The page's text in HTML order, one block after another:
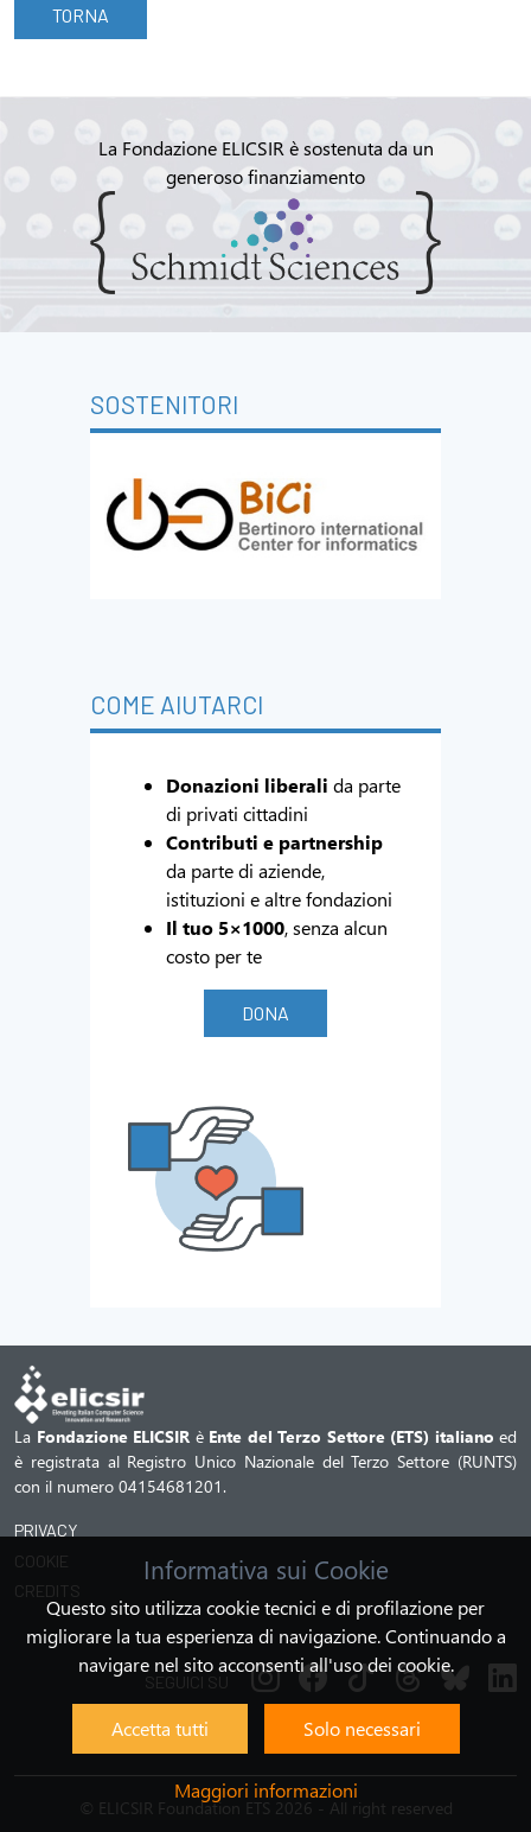
TORNA
La Fondazione ELICSIR è sostenuta da un
generoso finanziamento
SOSTENITORI
COME AIUTARCI
Donazioni liberali da parte
di privati cittadini
Contributi e partnership
da parte di aziende,
istituzioni e altre fondazioni
Il tuo 5×1000, senza alcun
costo per te
DONA
La Fondazione ELICSIR è Ente del Terzo Settore (ETS) italiano ed
è registrata al Registro Unico Nazionale del Terzo Settore (RUNTS)
con il numero 04154681201.
PRIVACY
COOKIE
CREDITS
SEGUICI SU
© ELICSIR Foundation ETS 2026 - All right reserved
Informativa sui Cookie
Questo sito utilizza cookie tecnici e di profilazione per
migliorare la tua esperienza di navigazione. Continuando a
navigare nel sito acconsenti all'uso dei cookie.
Accetta tutti Solo necessari
Maggiori informazioni